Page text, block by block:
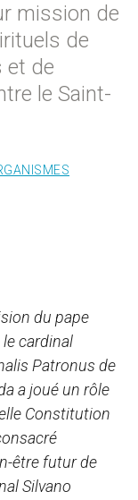
mission de
de
et de
le Saint-
du pape
cardinal
Patronus de
a joué un rôle
Constitution
être futur de
Silvano